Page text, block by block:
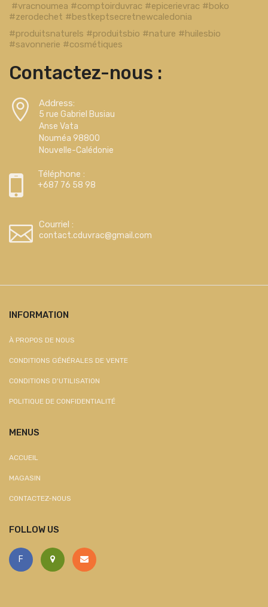
#vracnoumea #comptoirduvrac #epicerievrac #boko
#zerodechet #bestkeptsecretnewcaledonia
#produitsnaturels #produitsbio #nature #huilesbio
#savonnerie #cosmétiques
Contactez-nous :
Address:
5 rue Gabriel Busiau
Anse Vata
Nouméa 98800
Nouvelle-Calédonie
Téléphone :
+687 76 58 98
Courriel :
contact.cduvrac@gmail.com
INFORMATION
À PROPOS DE NOUS
CONDITIONS GÉNÉRALES DE VENTE
CONDITIONS D'UTILISATION
POLITIQUE DE CONFIDENTIALITÉ
MENUS
ACCUEIL
MAGASIN
CONTACTEZ-NOUS
FOLLOW US
F